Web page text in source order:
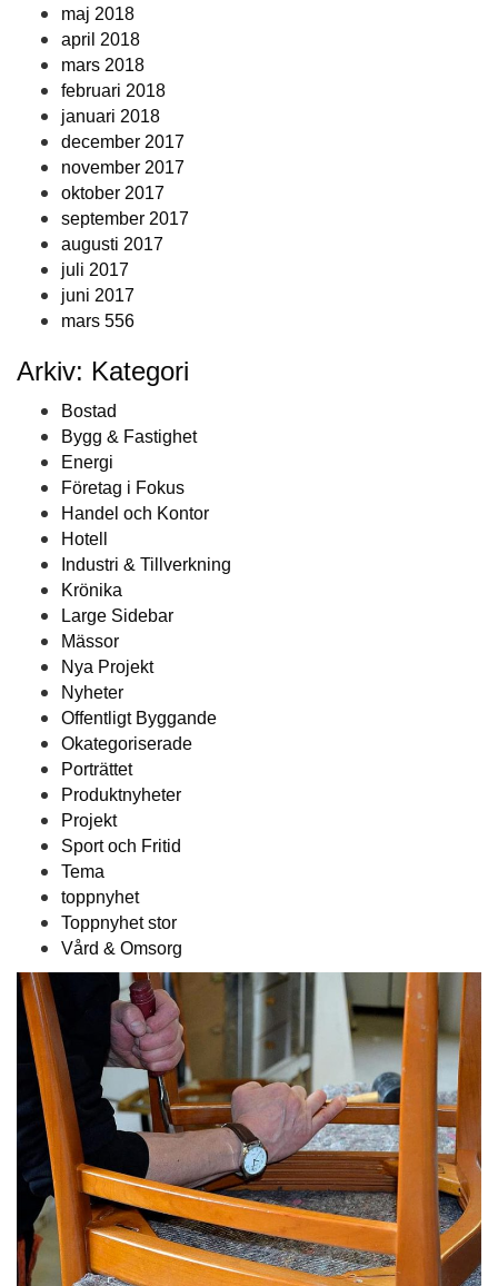
maj 2018
april 2018
mars 2018
februari 2018
januari 2018
december 2017
november 2017
oktober 2017
september 2017
augusti 2017
juli 2017
juni 2017
mars 556
Arkiv: Kategori
Bostad
Bygg & Fastighet
Energi
Företag i Fokus
Handel och Kontor
Hotell
Industri & Tillverkning
Krönika
Large Sidebar
Mässor
Nya Projekt
Nyheter
Offentligt Byggande
Okategoriserade
Porträttet
Produktnyheter
Projekt
Sport och Fritid
Tema
toppnyhet
Toppnyhet stor
Vård & Omsorg